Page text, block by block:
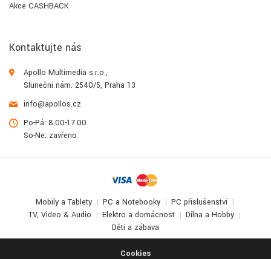
Cookies
Akce CASHBACK
Kontaktujte nás
Apollo Multimedia s.r.o.,
Sluneční nám. 2540/5, Praha 13
info@apollos.cz
Po-Pá: 8.00-17.00
So-Ne: zavřeno
Mobily a Tablety PC a Notebooky
PC příslušenství
TV, Video & Audio
Elektro a domácnost
Dílna a Hobby
Děti a zábava